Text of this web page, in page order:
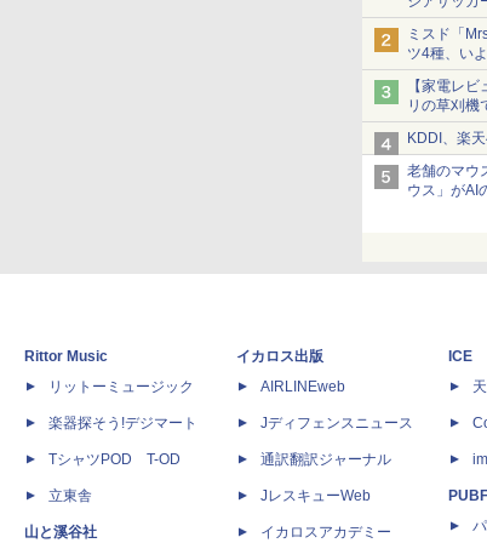
ショーツは
ミスド「
ツ4種、い
【家電レ
リの草刈
KDDI、楽
老舗のマウ
ウス」がAI
化、
る。復活
Rittor Music
リットーミュージック
楽器探そう!デジマート
TシャツPOD T-OD
立東舎
山と溪谷社
イカロス出版
AIRLINEweb
Jディフェンスニュース
通訳翻訳ジャーナル
JレスキューWeb
イカロスアカデミー
ICE